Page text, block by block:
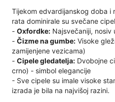
Tijekom edvardijanskog doba i
rata dominirale su svečane
- Oxfordke: Najsvečaniji, nosiv
- Čizme na gumbe: Visoke
zamijenjene vezicama)
- Cipele gledatelja: Dvobojne
crno) - simbol elegancije
- Sve cipele su imale visoke
izrada je bila na najvišoj razini.